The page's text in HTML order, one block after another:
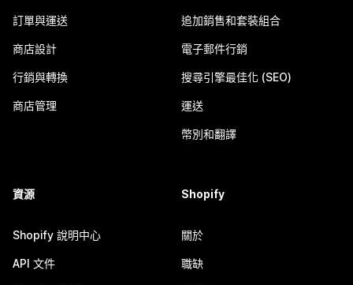
訂單與運送
商店設計
行銷與轉換
商店管理
追加銷售和套裝組合
電子郵件行銷
搜尋引擎最佳化 (SEO)
運送
幣別和翻譯
資源
Shopify 說明中心
API 文件
Shopify
關於
職缺